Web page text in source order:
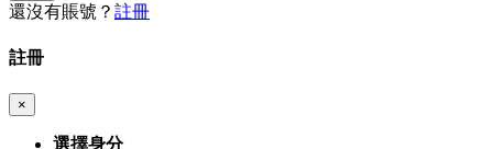
還沒有賬號？ 註冊
註冊
×
選擇身分